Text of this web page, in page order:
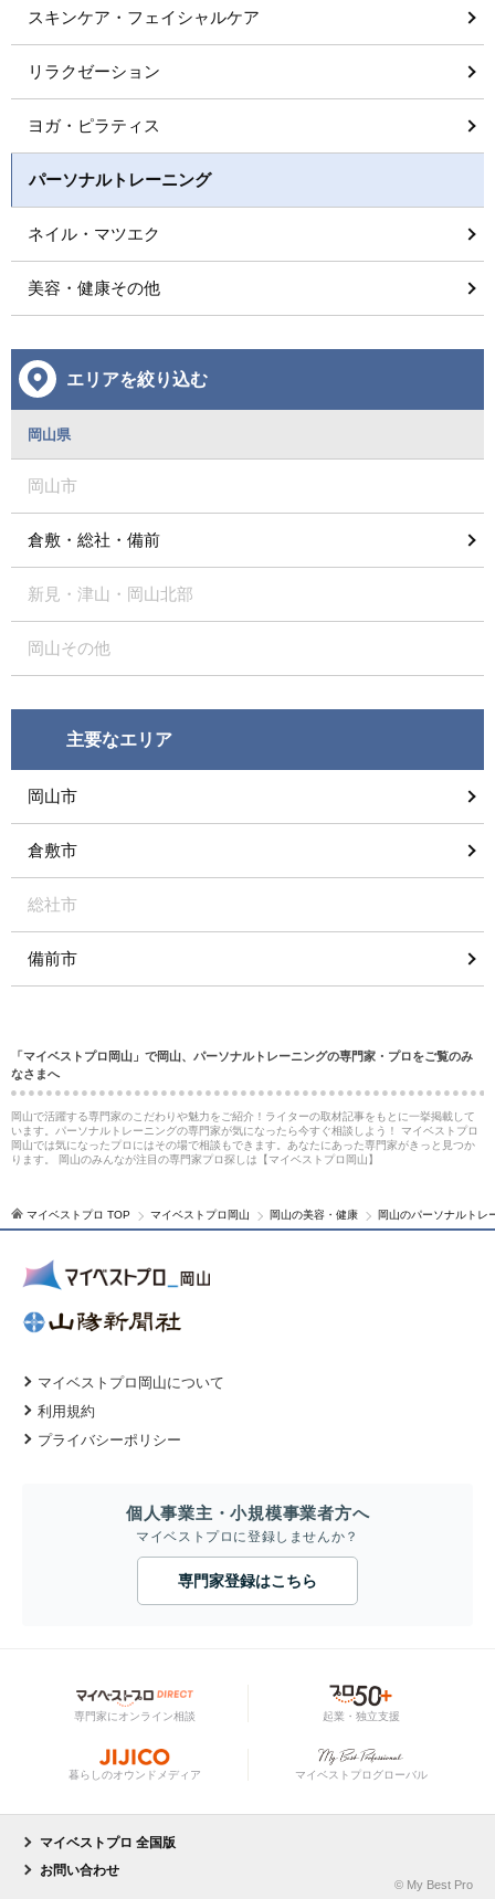
スキンケア・フェイシャルケア
リラクゼーション
ヨガ・ピラティス
パーソナルトレーニング
ネイル・マツエク
美容・健康その他
エリアを絞り込む
岡山県
岡山市
倉敷・総社・備前
新見・津山・岡山北部
岡山その他
主要なエリア
岡山市
倉敷市
総社市
備前市
「マイベストプロ岡山」で岡山、パーソナルトレーニングの専門家・プロをご覧のみ
なさまへ
岡山で活躍する専門家のこだわりや魅力をご紹介！ライターの取材記事をもとに一挙掲載して
います。パーソナルトレーニングの専門家が気になったら今すぐ相談しよう！ マイベストプロ
岡山では気になったプロにはその場で相談もできます。あなたにあった専門家がきっと見つか
ります。 岡山のみんなが注目の専門家プロ探しは【マイベストプロ岡山】
マイベストプロ TOP マイベストプロ岡山 岡山の美容・健康 岡山のパーソナルトレ
マイベストプロ岡山について
利用規約
プライバシーポリシー
個人事業主・小規模事業者方へ
マイベストプロに登録しませんか？
専門家登録はこちら
専門家にオンライン相談 起業・独立支援
暮らしのオウンドメディア マイベストプログローバル
マイベストプロ 全国版
お問い合わせ
© My Best Pro